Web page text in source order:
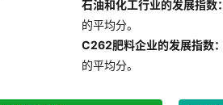
石油和化工行业的发展指数：
的平均分。
C262肥料企业的发展指数：
的平均分。